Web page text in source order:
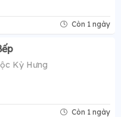
Còn 1 ngày
Kỳ Hưng
Còn 1 ngày